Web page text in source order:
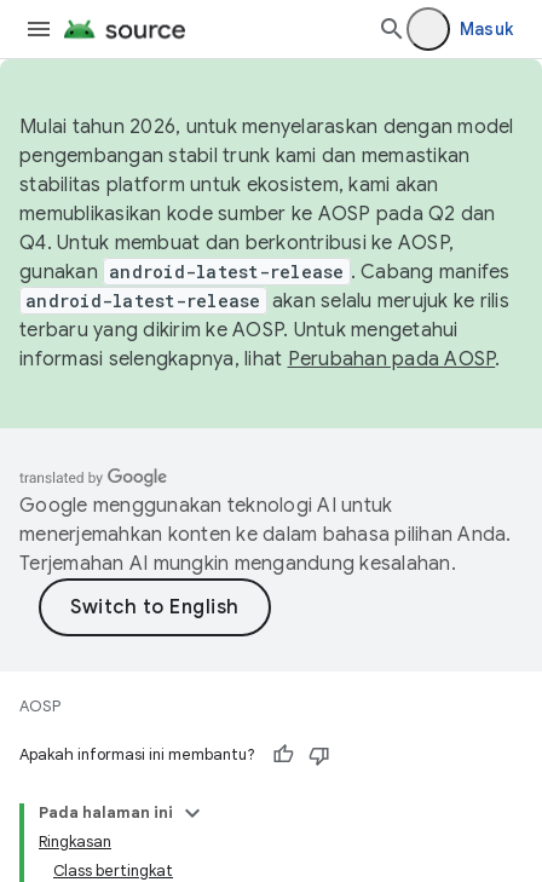
Masuk
Mulai tahun 2026, untuk menyelaraskan dengan model
pengembangan stabil trunk kami dan memastikan
stabilitas platform untuk ekosistem, kami akan
memublikasikan kode sumber ke AOSP pada Q2 dan
Q4. Untuk membuat dan berkontribusi ke AOSP,
gunakan android-latest-release . Cabang manifes
android-latest-release akan selalu merujuk ke rilis
terbaru yang dikirim ke AOSP. Untuk mengetahui
informasi selengkapnya, lihat Perubahan pada AOSP.
Google menggunakan teknologi AI untuk
menerjemahkan konten ke dalam bahasa pilihan Anda.
Terjemahan AI mungkin mengandung kesalahan.
AOSP
Apakah informasi ini membantu?
Pada halaman ini
Ringkasan
Class bertingkat